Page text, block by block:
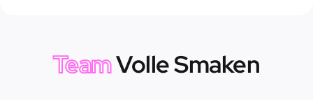
TeamVolle Smaken